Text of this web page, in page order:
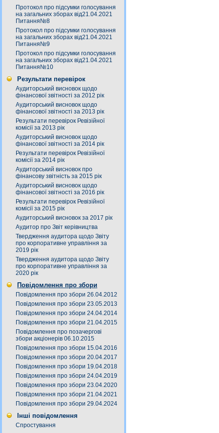
Протокол про підсумки голосування
на загальних зборах від21.04.2021
Питання№8
Протокол про підсумки голосування
на загальних зборах від21.04.2021
Питання№9
Протокол про підсумки голосування
на загальних зборах від21.04.2021
Питання№10
Результати перевірок
Аудиторський висновок щодо
фінансової звітності за 2012 рік
Аудиторський висновок щодо
фінансової звітності за 2013 рік
Результати перевірок Ревізійної
комісії за 2013 рік
Аудиторський висновок щодо
фінансової звітності за 2014 рік
Результати перевірок Ревізійної
комісії за 2014 рік
Аудиторський висновок про
фінансову звітність за 2015 рік
Аудиторський висновок щодо
фінансової звітності за 2016 рік
Результати перевірок Ревізійної
комісії за 2015 рік
Аудиторський висновок за 2017 рік
Аудитор про Звіт керівництва
Твердження аудитора щодо Звіту
про корпоративне управління за
2019 рік
Твердження аудитора щодо Звіту
про корпоративне управління за
2020 рік
Повідомлення про збори
Повідомлення про збори 26.04.2012
Повідомлення про збори 23.05.2013
Повідомлення про збори 24.04.2014
Повідомлення про збори 21.04.2015
Повідомлення про позачергові
збори акціонерів 06.10.2015
Повідомлення про збори 15.04.2016
Повідомлення про збори 20.04.2017
Повідомлення про збори 19.04.2018
Повідомлення про збори 24.04.2019
Повідомлення про збори 23.04.2020
Повідомлення про збори 21.04.2021
Повідомлення про збори 29.04.2024
Інші повідомлення
Спростування